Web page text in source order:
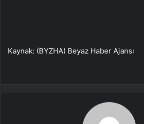
Kaynak: (BYZHA) Beyaz Haber Ajansı